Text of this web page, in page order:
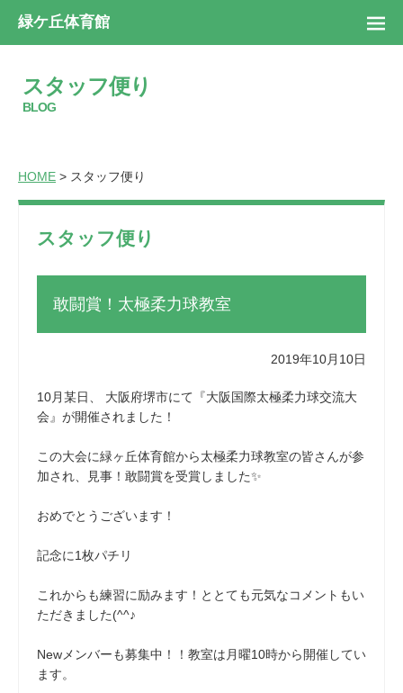
緑ケ丘体育館
スタッフ便り
BLOG
HOME > スタッフ便り
スタッフ便り
敢闘賞！太極柔力球教室
2019年10月10日
10月某日、 大阪府堺市にて『大阪国際太極柔力球交流大
会』が開催されました！
この大会に緑ヶ丘体育館から太極柔力球教室の皆さんが参
加され、見事！敢闘賞を受賞しました✨
おめでとうございます！
記念に1枚パチリ
これからも練習に励みます！ととても元気なコメントもい
ただきました(^^♪
Newメンバーも募集中！！教室は月曜10時から開催してい
ます。